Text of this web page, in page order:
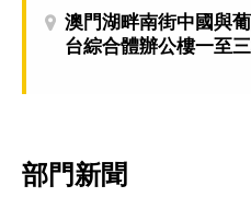
澳門湖畔南街中國與
台綜合體辦公樓一至
部門新聞